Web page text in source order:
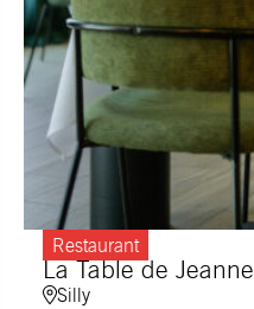
La Table de Jeanne
Restaurant
Silly